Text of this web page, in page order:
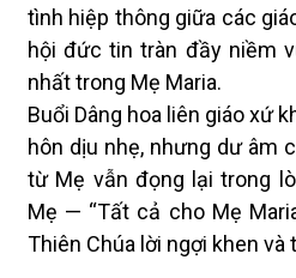
tình hiệp thông giữa các
hội đức tin tràn đầy niềm
nhất trong Mẹ Maria.
Buổi Dâng hoa liên giáo xứ
hôn dịu nhẹ, nhưng dư âm
từ Mẹ vẫn đọng lại trong
Mẹ — “Tất cả cho Mẹ
Thiên Chúa lời ngợi khen và